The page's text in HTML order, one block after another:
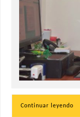
Continuar leyendo